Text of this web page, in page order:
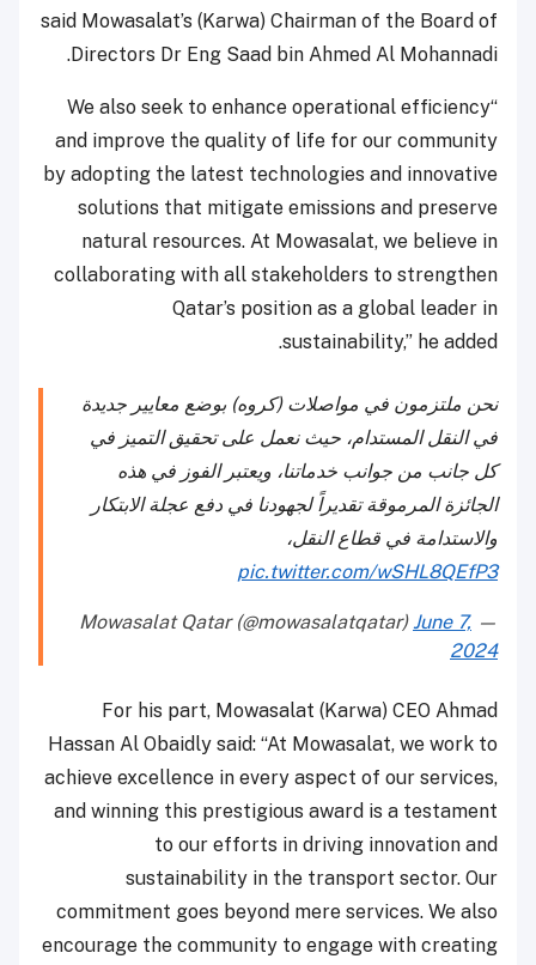
said Mowasalat’s (Karwa) Chairman of the Board of
Directors Dr Eng Saad bin Ahmed Al Mohannadi.
“We also seek to enhance operational efficiency
and improve the quality of life for our community
by adopting the latest technologies and innovative
solutions that mitigate emissions and preserve
natural resources. At Mowasalat, we believe in
collaborating with all stakeholders to strengthen
Qatar’s position as a global leader in
sustainability,” he added.
نحن ملتزمون في مواصلات (كروه) بوضع معايير جديدة
في النقل المستدام، حيث نعمل على تحقيق التميز في
كل جانب من جوانب خدماتنا، ويعتبر الفوز في هذه
الجائزة المرموقة تقديراً لجهودنا في دفع عجلة الابتكار
والاستدامة في قطاع النقل،
pic.twitter.com/wSHL8QEfP3
— Mowasalat Qatar (@mowasalatqatar)
June 7,
2024
For his part, Mowasalat (Karwa) CEO Ahmad
Hassan Al Obaidly said: “At Mowasalat, we work to
achieve excellence in every aspect of our services,
and winning this prestigious award is a testament
to our efforts in driving innovation and
sustainability in the transport sector. Our
commitment goes beyond mere services. We also
encourage the community to engage with creating